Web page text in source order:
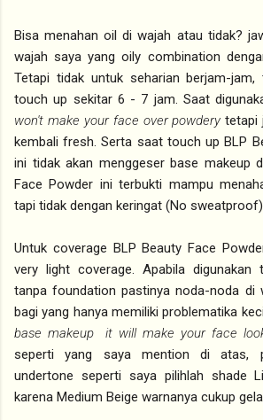
Bisa menahan oil di wajah atau tidak?
wajah saya yang oily combination
Tetapi tidak untuk seharian berjam-jam,
touch up sekitar 6 - 7 jam. Saat
won't make your face over powderytetapi
kembali fresh. Serta saat touch up BLP
ini tidak akan menggeser base makeup
Face Powder ini terbukti mampu
tapi tidak dengan keringat (No
Untuk coverage BLP Beauty Face
very light coverage. Apabila digunakan
tanpa foundation pastinya noda-noda di
bagi yang hanya memiliki problematika
base makeup it will make your face
seperti yang saya mention di atas,
undertone seperti saya pilihlah shade
karena Medium Beige warnanya cukup